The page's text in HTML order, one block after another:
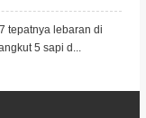
tepatnya lebaran di
5 sapi d...